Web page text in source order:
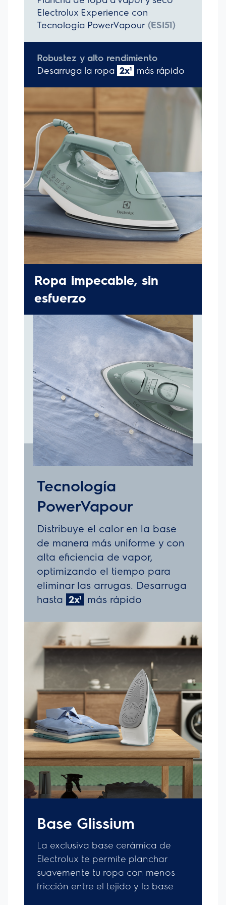
vapor, optimizando el tiempo de eliminación de arrugas hasta
2 veces más rápido Base Glissium: La exclusiva base cerámica
de Electrolux te permite planchar suavemente tu ropa con
perfecto Vapor continuo: Resultados superiores con vapor
extremadamente fuerte y contínuo de hasta 25g de vapor
por minuto Vapor extra: Elimina los pliegues más difíciles de los
tejidos gruesos, es igual a 160g adicionales de vapor cuando
se selecciona Vapor vertical: Puedes alisar las cortinas y
renovar tu ropa directamente en la percha Alta capacidad:
Tanque de agua con capacidad de 330ml para mayor
autonomía Sistema anticalcáreo: Evita la obstrucción de las
salidas de vapor, prolongando la vida útil de la plancha.
Selector de intensidad de vapor: 3 niveles de vapor para
elegir al planchar tu ropa que garantizan la intensidad ideal
para una mejor eficiencia al alisar hasta las arrugas más
difíciles Función spray: Humedece la ropa para ayudarte a
eliminar las arrugas más difíciles y a planchar los tejidos más
gruesos Autolimpieza: Elimina las impurezas y residuos en las
salidas de vapor, garantizando mejores resultados Cable
inteligente: Su cable de largo alcance puede ser utilizado en
cualquier ambiente, es más resistente y práctico la hora de
almacenar Calentamiento rápido: Solo en 50 segundos la
plancha está lista para ser utilizada Selector de temperatura:
Salva botones: El desarrollo de una punta más fina, garantiza
mayor precisión y un acabado perfecto en tu ropa, sin dañar
la costura de los botones Luz piloto: Cuando logra la
para su uso.